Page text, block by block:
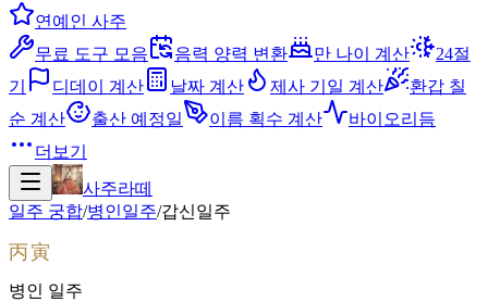
연예인 사주
무료 도구 모음
음력 양력 변환 만 나이 계산
24절
기
디데이 계산 날짜 계산 제사 기일 계산
환갑 칠
순 계산
출산 예정일 이름 획수 계산
바이오리듬
더보기
사주라떼
일주 궁합/병인일주/갑신일주
丙寅
병인 일주